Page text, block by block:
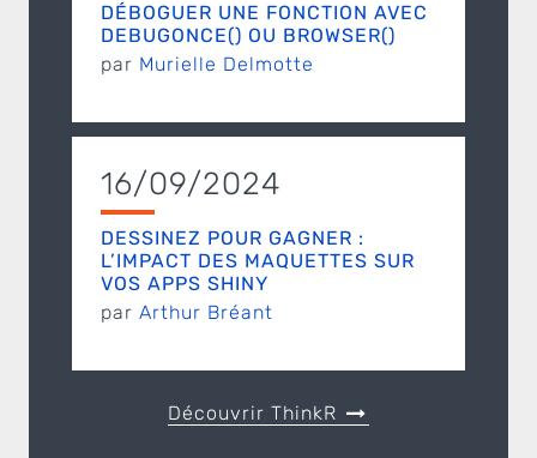
DÉBOGUER UNE FONCTION AVEC
DEBUGONCE() OU BROWSER()
par Murielle Delmotte
16/09/2024
DESSINEZ POUR GAGNER :
L’IMPACT DES MAQUETTES SUR
VOS APPS SHINY
par Arthur Bréant
Découvrir ThinkR